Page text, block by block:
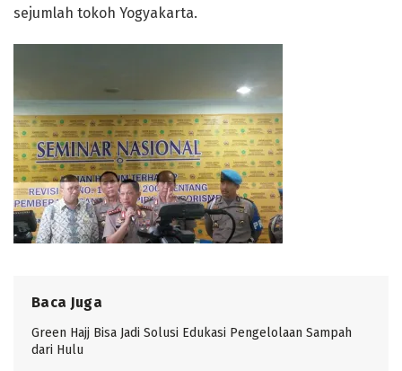
sejumlah tokoh Yogyakarta.
Baca Juga
Green Hajj Bisa Jadi Solusi Edukasi Pengelolaan Sampah
dari Hulu